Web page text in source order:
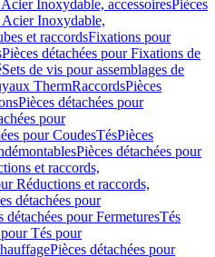
Inoxydable, accessoiresPièces
Acier Inoxydable,
et raccordsFixations pour
Pièces détachées pour Fixations de
Sets de vis pour assemblages de
ThermRaccordsPièces
Pièces détachées pour
pour
pour CoudesTésPièces
Pièces détachées pour
et raccords,
Réductions et raccords,
détachées pour
détachées pour FermeturesTés
Tés pour
Pièces détachées pour